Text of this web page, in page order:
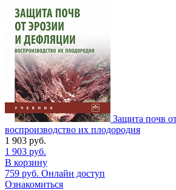
Защита почв
воспроизводство их плодородия
1 903 руб.
1 903 руб.
В корзину
759 руб. Онлайн доступ
Ознакомиться